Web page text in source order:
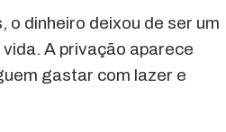
o dinheiro deixou de ser um
A privação aparece
gastar com lazer e